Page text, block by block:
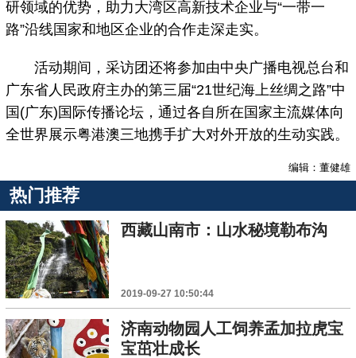
研领域的优势，助力大湾区高新技术企业与“一带一
路”沿线国家和地区企业的合作走深走实。
活动期间，采访团还将参加由中央广播电视总台和
广东省人民政府主办的第三届“21世纪海上丝绸之路”中
国(广东)国际传播论坛，通过各自所在国家主流媒体向
全世界展示粤港澳三地携手扩大对外开放的生动实践。
编辑：董健雄
热门推荐
西藏山南市：山水秘境勒布沟
2019-09-27 10:50:44
济南动物园人工饲养孟加拉虎宝
宝茁壮成长